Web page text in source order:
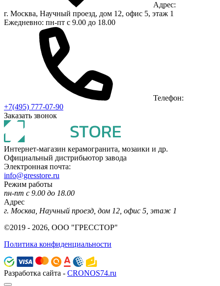
Адрес:
г. Москва, Научный проезд, дом 12, офис 5, этаж 1
Ежедневно: пн-пт с 9.00 до 18.00
Телефон:
+7(495) 777-07-90
Заказать звонок
Интернет-магазин керамогранита, мозаики и др.
Официальный дистрибьютор завода
Электронная почта:
info@gresstore.ru
Режим работы
пн-пт с 9.00 до 18.00
Адрес
г. Москва, Научный проезд, дом 12, офис 5, этаж 1
©2019 - 2026, ООО "ГРЕССТОР"
Политика конфиденциальности
Разработка сайта - CRONOS74.ru